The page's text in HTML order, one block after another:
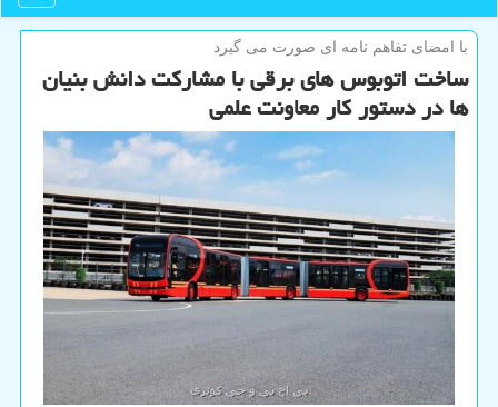
با امضای تفاهم نامه ای صورت می گیرد
ساخت اتوبوس های برقی با مشاركت دانش بنیان
ها در دستور كار معاونت علمی